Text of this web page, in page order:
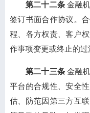
第二十二条金融
签订书面合作协议。
程、各方权责、客户
作事项变更或终止的过
第二十三条金融
平台的合规性、安全
估、防范因第三方互